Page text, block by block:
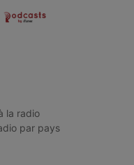
la radio
par pays